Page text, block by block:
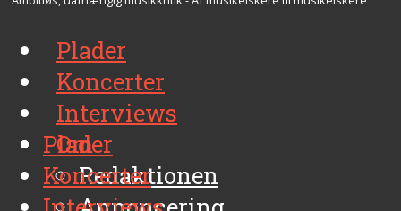
Plader
Koncerter
Interviews
Om
Redaktionen
Plader
Koncerter